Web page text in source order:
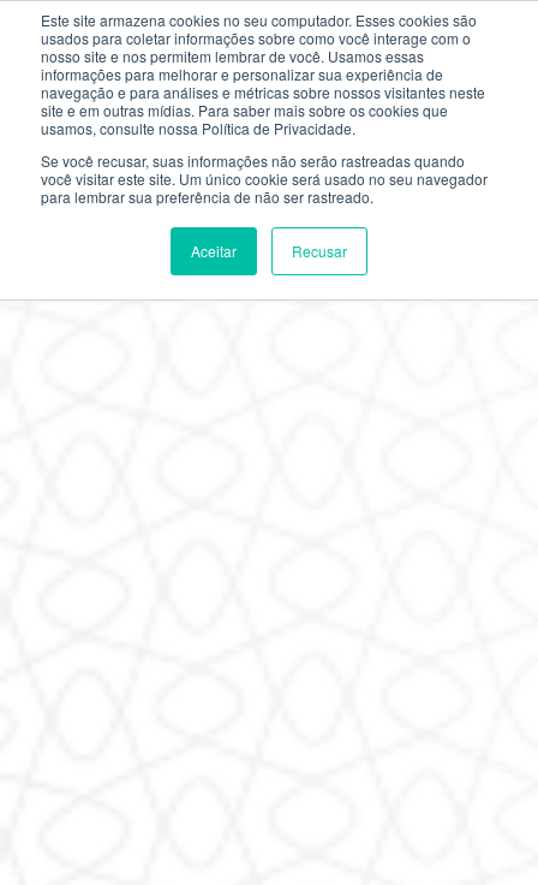
Este site armazena cookies no seu computador. Esses cookies são
usados ​​para coletar informações sobre como você interage com o
nosso site e nos permitem lembrar de você. Usamos essas
informações para melhorar e personalizar sua experiência de
navegação e para análises e métricas sobre nossos visitantes neste
site e em outras mídias. Para saber mais sobre os cookies que
usamos, consulte nossa Política de Privacidade.
Se você recusar, suas informações não serão rastreadas quando
você visitar este site. Um único cookie será usado no seu navegador
para lembrar sua preferência de não ser rastreado.
Aceitar Recusar